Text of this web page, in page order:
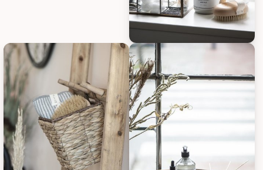
ALTUM Badebürste ALTUM, Bild